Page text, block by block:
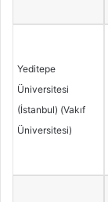
Yeditepe
Üniversitesi
(İstanbul) (Vakıf
Üniversitesi)